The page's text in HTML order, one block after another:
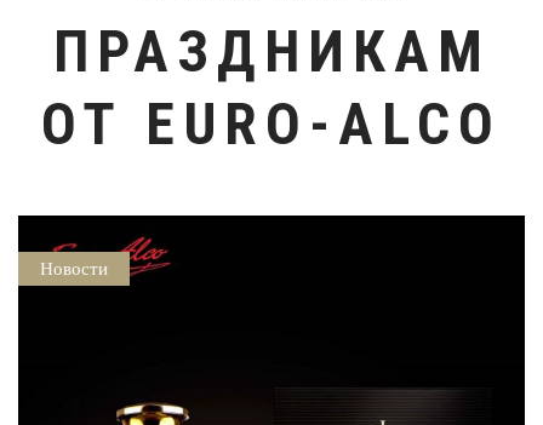
ПРАЗДНИКАМ
ОТ EURO-ALCO
Новости